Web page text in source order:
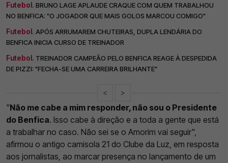
Futebol. BRUNO LAGE APLAUDE CRAQUE COM QUEM TRABALHOU
NO BENFICA: "O JOGADOR QUE MAIS GOLOS MARCOU COMIGO"
Futebol. APÓS ARRUMAREM CHUTEIRAS, DUPLA LENDÁRIA DO
BENFICA INICIA CURSO DE TREINADOR
Futebol. TREINADOR CAMPEÃO PELO BENFICA REAGE À DESPEDIDA
DE PIZZI: "FECHA-SE UMA CARREIRA BRILHANTE"
< >
"Não me cabe a mim responder, não sou o Presidente
do Benfica. Isso cabe à direção e a toda a gente que está
a trabalhar no caso. Não sei se o Amorim vai seguir",
afirmou o antigo camisola 21 do Clube da Luz, em resposta
aos jornalistas, ao marcar presença no lançamento de um